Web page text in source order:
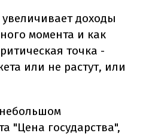
доходы
момента и как
точка -
или не растут, или
"Цена государства",